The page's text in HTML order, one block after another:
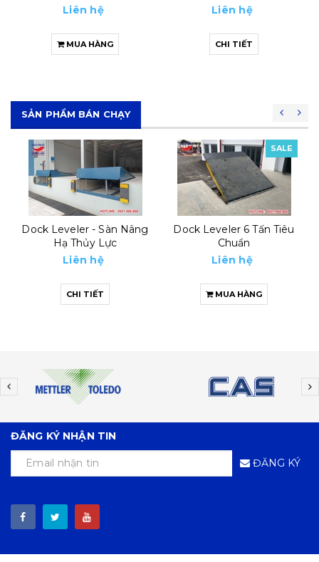
Liên hệ
CHI TIẾT
Liên hệ
MUA HÀNG
SẢN PHẨM BÁN CHẠY
SALE
Dock Leveler 6 Tấn Tiêu
Chuẩn
Liên hệ
MUA HÀNG
SALE
Automatic Dock Leveler
8 Tấn
Liên hệ
MUA HÀNG
ĐĂNG KÝ NHẬN TIN
ĐĂNG KÝ